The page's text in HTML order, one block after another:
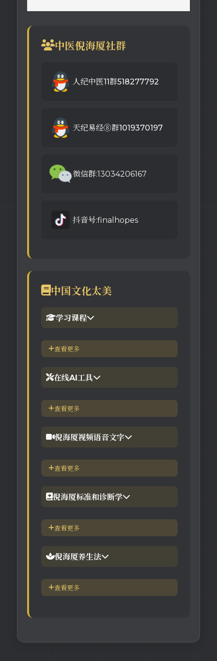
中医倪海厦社群
人纪中医11群518277792
天纪易经⑧群1019370197
微信群:13034206167
抖音号:finalhopes
中国文化太美
学习课程
1.倪海厦官网备份版
查看更多
在线AI工具
【工具】紫微斗数命理分析
查看更多
倪海厦视频语音文字
【视频】倪海厦-针灸大成
查看更多
倪海厦标准和诊断学
倪海厦简介-传奇人生
查看更多
倪海厦养生法
五脏逼毒法和易筋经
查看更多